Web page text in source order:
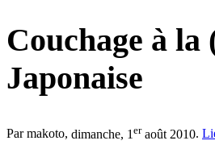
Couchage à la
Japonaise
Par makoto, dimanche, 1 eraoût 2010.